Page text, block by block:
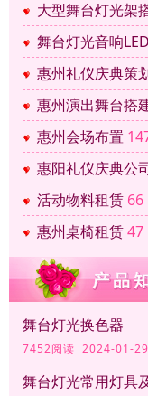
大型舞台灯光架
舞台灯光音响
惠州礼仪庆典策
惠州演出舞台搭
惠州会场布置
惠阳礼仪庆典公
活动物料租赁 66
惠州桌椅租赁47
舞台灯光换色器
7452阅读 2024-01-
舞台灯光常用灯具